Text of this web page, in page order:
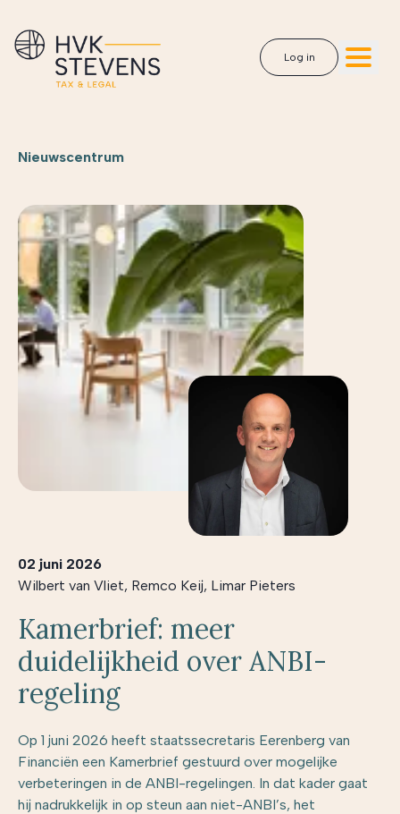
Log in
Nieuwscentrum
02 juni 2026
Wilbert van Vliet, Remco Keij, Limar Pieters
Kamerbrief: meer
duidelijkheid over ANBI-
regeling
Op 1 juni 2026 heeft staatssecretaris Eerenberg van
Financiën een Kamerbrief gestuurd over mogelijke
verbeteringen in de ANBI-regelingen. In dat kader gaat
hij nadrukkelijk in op steun aan niet-ANBI’s, het